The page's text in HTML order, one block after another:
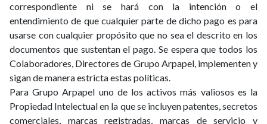
correspondiente ni se hará con la intención o el
entendimiento de que cualquier parte de dicho pago es para
usarse con cualquier propósito que no sea el descrito en los
documentos que sustentan el pago. Se espera que todos los
Colaboradores, Directores de Grupo Arpapel, implementen y
sigan de manera estricta estas políticas.
Para Grupo Arpapel uno de los activos más valiosos es la
Propiedad Intelectual en la que se incluyen patentes, secretos
comerciales, marcas registradas, marcas de servicio y